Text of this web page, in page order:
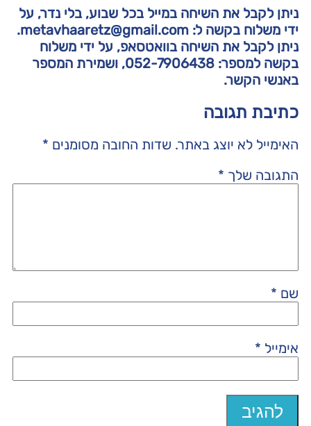
ניתן לקבל את השיחה במייל בכל שבוע, בלי נדר, על
ידי משלוח בקשה ל: metavhaaretz@gmail.com.
ניתן לקבל את השיחה בוואטסאפ, על ידי משלוח
בקשה למספר: 052-7906438, ושמירת המספר
באנשי הקשר.
כתיבת תגובה
האימייל לא יוצג באתר. שדות החובה מסומנים *
התגובה שלך *
שם *
אימייל *